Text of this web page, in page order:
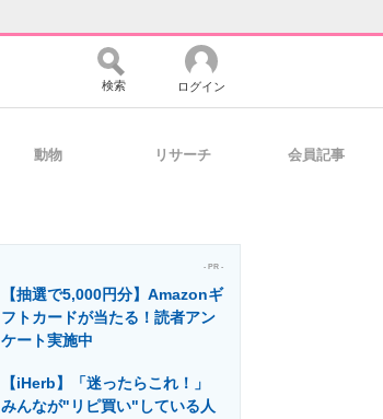
マーケ×ITの今がよく分かる
検索 ログイン
動物 リサーチ 会員記事
- PR -
【抽選で5,000円分】Amazonギ
フトカードが当たる！読者アン
ケート実施中
【iHerb】「迷ったらこれ！」
みんなが"リピ買い"している人